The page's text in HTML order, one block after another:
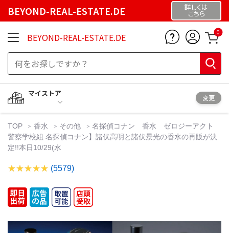
BEYOND-REAL-ESTATE.DE 詳しくは
こちら
BEYOND-REAL-ESTATE.DE 0
マイストア
変更
TOP 香水 その他
名探偵コナン 香水 ゼロジーアクト
警察学校組 名探偵コナン】諸伏高明と諸伏景光の香水の再販が決
定!!本日10/29(水
(5579)